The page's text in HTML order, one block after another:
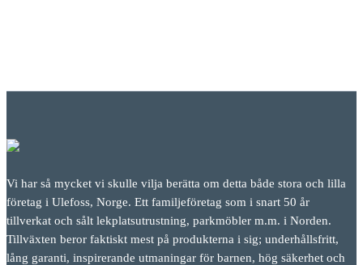
Vi har så mycket vi skulle vilja berätta om detta både stora och lilla
företag i Ulefoss, Norge. Ett familjeföretag som i snart 50 år
tillverkat och sålt lekplatsutrustning, parkmöbler m.m. i Norden.
Tillväxten beror faktiskt mest på produkterna i sig; underhållsfritt,
lång garanti, inspirerande utmaningar för barnen, hög säkerhet och